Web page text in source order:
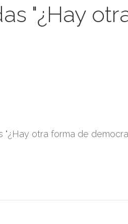
"¿Hay
otra forma de